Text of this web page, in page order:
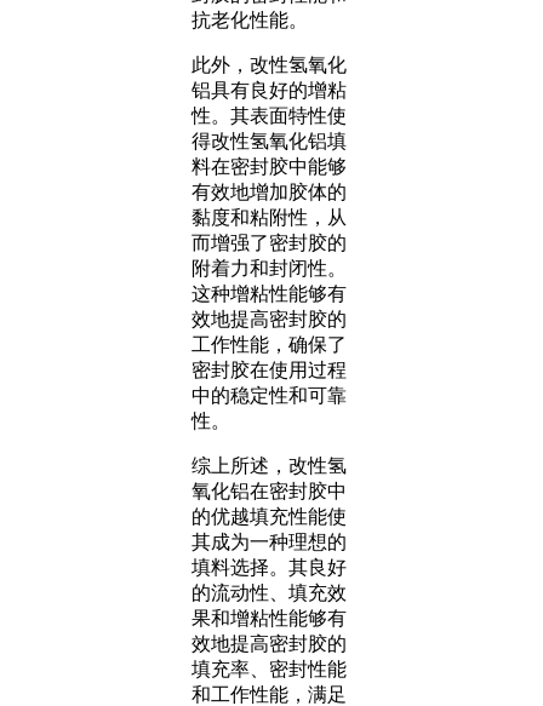
抗老化性能。
此外，改性氢氧化
铝具有良好的增粘
性。其表面特性使
得改性氢氧化铝填
料在密封胶中能够
有效地增加胶体的
黏度和粘附性，从
而增强了密封胶的
附着力和封闭性。
这种增粘性能够有
效地提高密封胶的
工作性能，确保了
密封胶在使用过程
中的稳定性和可靠
性。
综上所述，改性氢
氧化铝在密封胶中
的优越填充性能使
其成为一种理想的
填料选择。其良好
的流动性、填充效
果和增粘性能够有
效地提高密封胶的
填充率、密封性能
和工作性能，满足